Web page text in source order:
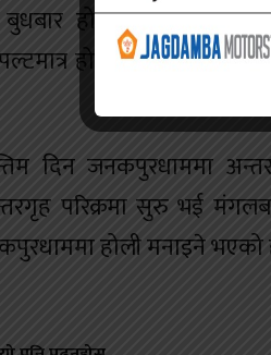
होली मनाइनेछ ।
होली मनाउने
दिन जनकपुरधाममा
परिक्रमा सुरु भई
होली मनाइने भएको